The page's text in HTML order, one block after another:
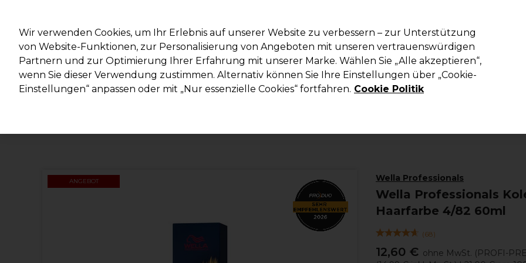
Suchen
Marken Deals Haare Elektrogeräte Saloneinrichtung Kosmetik Herrenfriseur Inspiration Die Professional
Lieferung und Lieferzeiten
Wella Professionals
Wella Professionals
Haarfarbe 4/82 60ml
(68)
12,60 € ohne MwSt. (PROFI-
ANGEBOT
Wir verwenden Cookies, um Ihr Erlebnis auf unserer Website zu verbessern – zur Unterstützung
von Website-Funktionen, zur Personalisierung von Angeboten mit unseren vertrauenswürdigen
Partnern und zur Optimierung Ihrer Erfahrung mit unserer Marke. Wählen Sie „Alle akzeptieren“,
wenn Sie dieser Verwendung zustimmen. Alternativ können Sie Ihre Einstellungen über „Cookie-
Einstellungen“ anpassen oder mit „Nur essenzielle Cookies“ fortfahren. Cookie Politik